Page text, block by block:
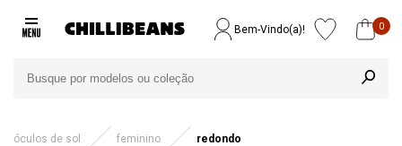
Bem-Vindo(a)! 0
óculos de sol feminino redondo